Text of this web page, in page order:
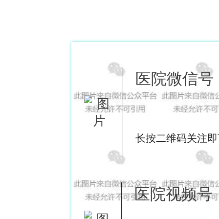
医院微信号
长按二维码关注
医院视频号